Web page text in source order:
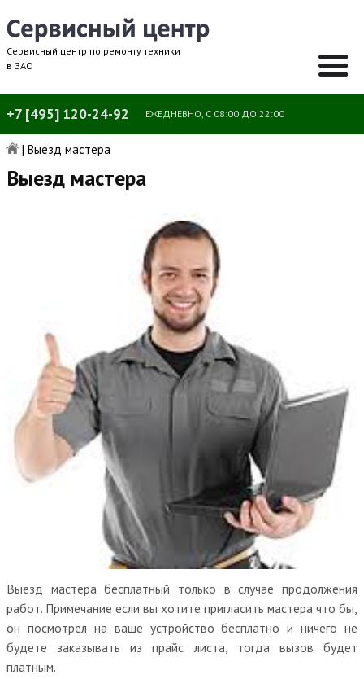
Сервисный центр по ремонту техники
в ЗАО
+7 [495] 120-24-92 ЕЖЕДНЕВНО, С 08:00 ДО 22:00
| Выезд мастера
Выезд мастера
Выезд мастера бесплатный только в случае продолжения
работ. Примечание если вы хотите пригласить мастера что бы,
он посмотрел на ваше устройство бесплатно и ничего не
будете заказывать из прайс листа, тогда вызов будет
платным.